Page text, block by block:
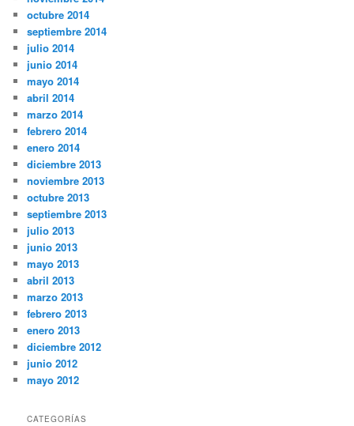
octubre 2014
septiembre 2014
julio 2014
junio 2014
mayo 2014
abril 2014
marzo 2014
febrero 2014
enero 2014
diciembre 2013
noviembre 2013
octubre 2013
septiembre 2013
julio 2013
junio 2013
mayo 2013
abril 2013
marzo 2013
febrero 2013
enero 2013
diciembre 2012
junio 2012
mayo 2012
CATEGORÍAS